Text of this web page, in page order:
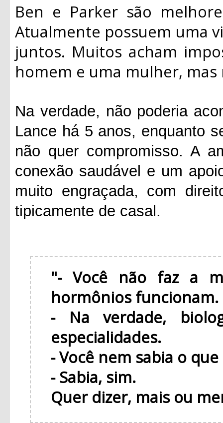
Ben e Parker são
Atualmente possuem uma
juntos. Muitos acham
homem e uma mulher,
Na verdade, não poderia
Lance há 5 anos, enquanto
não quer compromisso. A
conexão saudável e um
muito engraçada, com
tipicamente de casal.
"- Você não faz a
hormônios funcionam.
- Na verdade,
especialidades.
- Você nem sabia o
- Sabia, sim.
Quer dizer, mais ou